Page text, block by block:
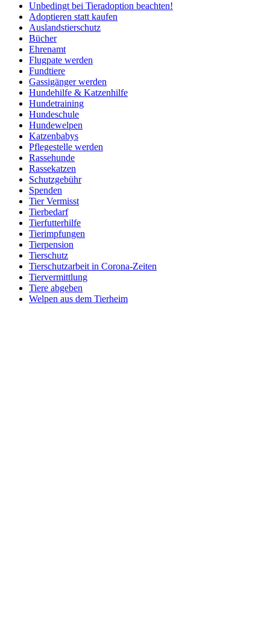
Unbedingt bei Tieradoption beachten!
Adoptieren statt kaufen
Auslandstierschutz
Bücher
Ehrenamt
Flugpate werden
Fundtiere
Gassigänger werden
Hundehilfe & Katzenhilfe
Hundetraining
Hundeschule
Hundewelpen
Katzenbabys
Pflegestelle werden
Rassehunde
Rassekatzen
Schutzgebühr
Spenden
Tier Vermisst
Tierbedarf
Tierfutterhilfe
Tierimpfungen
Tierpension
Tierschutz
Tierschutzarbeit in Corona-Zeiten
Tiervermittlung
Tiere abgeben
Welpen aus dem Tierheim